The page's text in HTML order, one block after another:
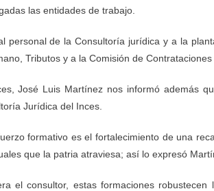
las entidades de trabajo.
personal de la Consultoría jurídica y a la
Tributos y a la Comisión de Contrataciones
José Luis Martínez nos informó además
Jurídica del Inces.
formativo es el fortalecimiento de una
que la patria atraviesa; así lo expresó
el consultor, estas formaciones